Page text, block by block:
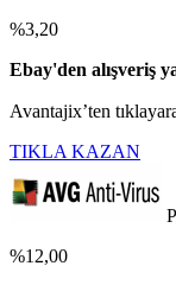
%3,20
Ebay'den alışveriş
Avantajix’ten
TIKLA KAZAN
%12,00